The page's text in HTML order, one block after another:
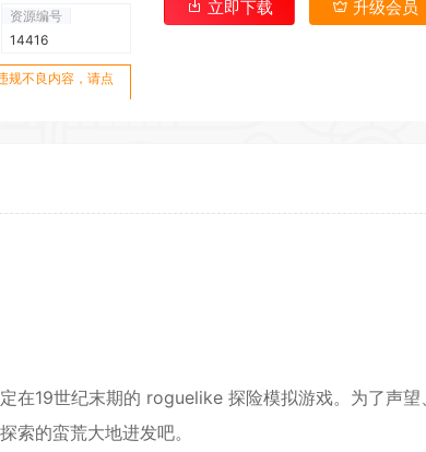
资源编号
14416
规不良内容，请点
立即下载 升级会员
定在19世纪末期的 roguelike 探险模拟游戏。为了声
索的蛮荒大地进发吧。